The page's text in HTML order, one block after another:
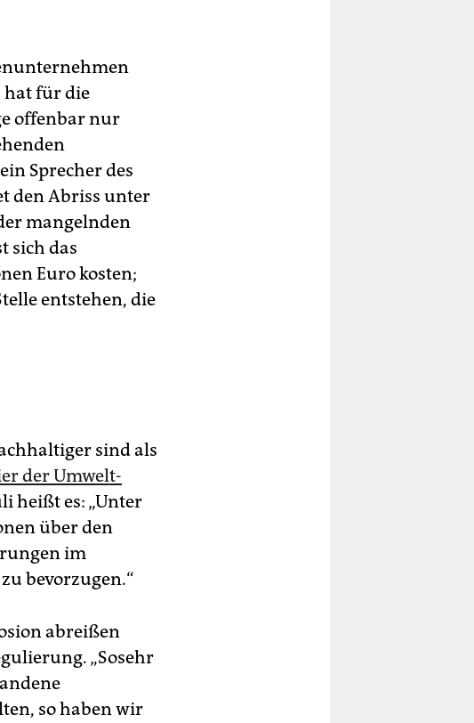
hat für die
offenbar nur
Sprecher des
den Abriss unter
mangelnden
sich das
Euro kosten;
entstehen, die
sind als
der Umwelt-
heißt es: „Unter
über den
im
bevorzugen.“
abreißen
„Sosehr
so haben wir